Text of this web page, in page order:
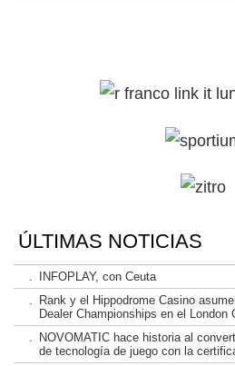
ÚLTIMAS NOTICIAS
INFOPLAY, con Ceuta
Rank y el Hippodrome Casino
Dealer Championships en el London
NOVOMATIC hace historia al
de tecnología de juego con la